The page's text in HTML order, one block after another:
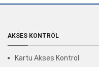
AKSES KONTROL
Kartu Akses Kontrol